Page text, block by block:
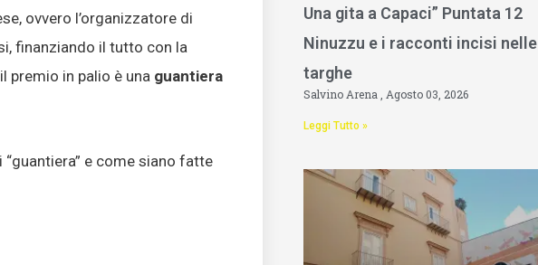
ovvero l’organizzatore di
finanziando il tutto con la
premio in palio è una guantiera
e come siano fatte
Una gita a Capaci” Puntata 12
Ninuzzu e i racconti incisi nelle
targhe
Salvino Arena Agosto 03, 2026
Leggi Tutto »